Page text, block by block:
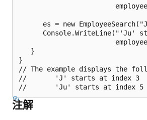
es = new
Console.WriteLine("'Ju'
   }
}
// The example displays the
//       'J' starts at index 3
注解